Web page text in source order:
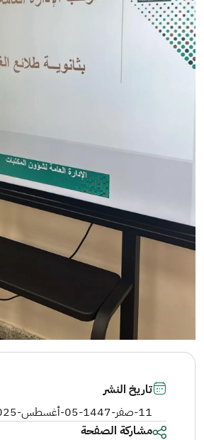
تاريخ النشر
11-صفر-1447
-05-أغسطس-2025
مشاركة الصفحة